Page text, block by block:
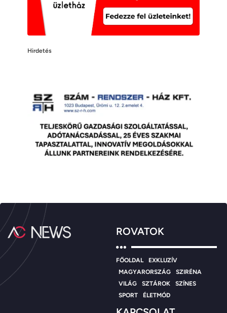
Hirdetés
ROVATOK
FŐOLDAL
EXKLUZÍV
MAGYARORSZÁG
SZIRÉNA
VILÁG
SZTÁROK
SZÍNES
SPORT
ÉLETMÓD